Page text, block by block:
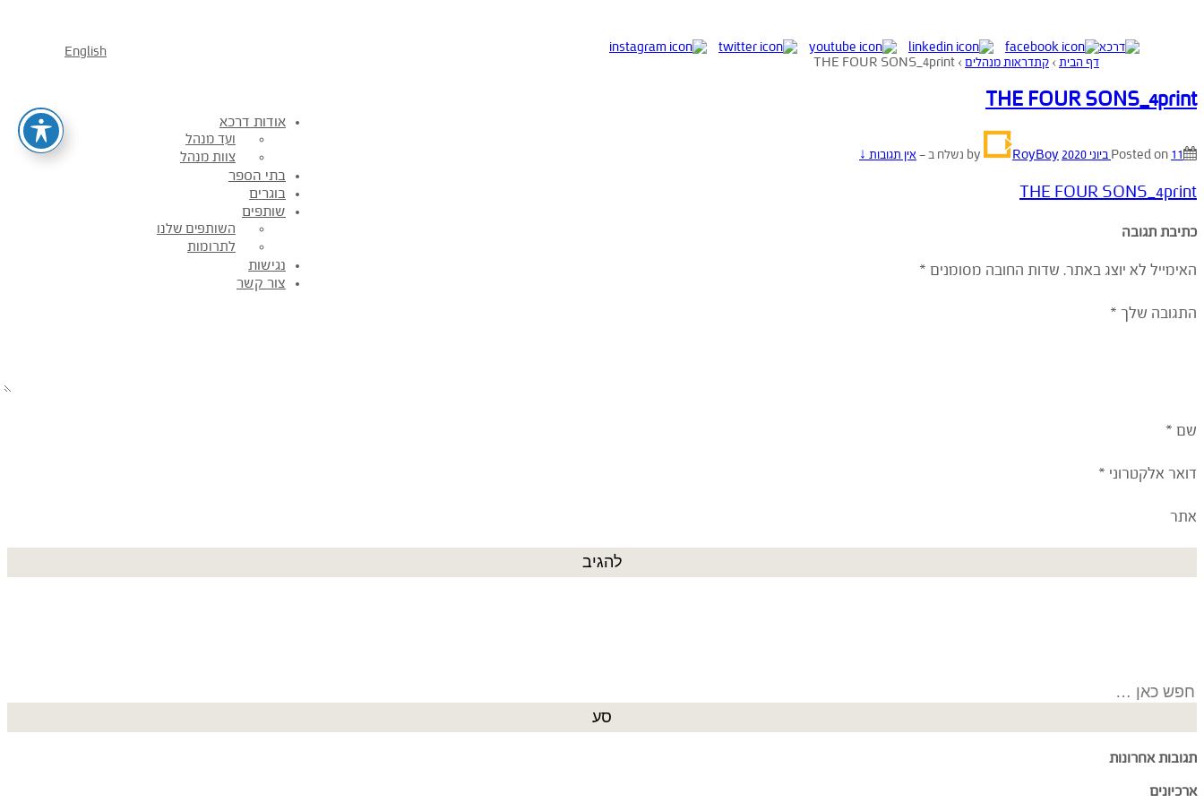
English
אודות דרכא
ועד מנהל
צוות מנהל
בתי הספר
בוגרים
שותפים
השותפים שלנו
לתרומות
נגישות
צור קשר
דף הבית › קתדראות מנהלים ›
THE FOUR SONS_4print
THE FOUR SONS_4print
Posted on 11 ביוני 2020 RoyBoy נשלח ב—אין תגובות ↓
THE FOUR SONS_4print
כתיבת תגובה
האימייל לא יוצג באתר. שדות החובה מסומנים *
התגובה שלך *
שם *
דואר אלקטרוני *
אתר
Search
for:
תגובות אחרונות
ארכיונים